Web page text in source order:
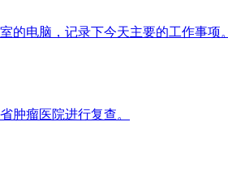
的电脑，记录下今天主要的工作事项。
肿瘤医院进行复查。